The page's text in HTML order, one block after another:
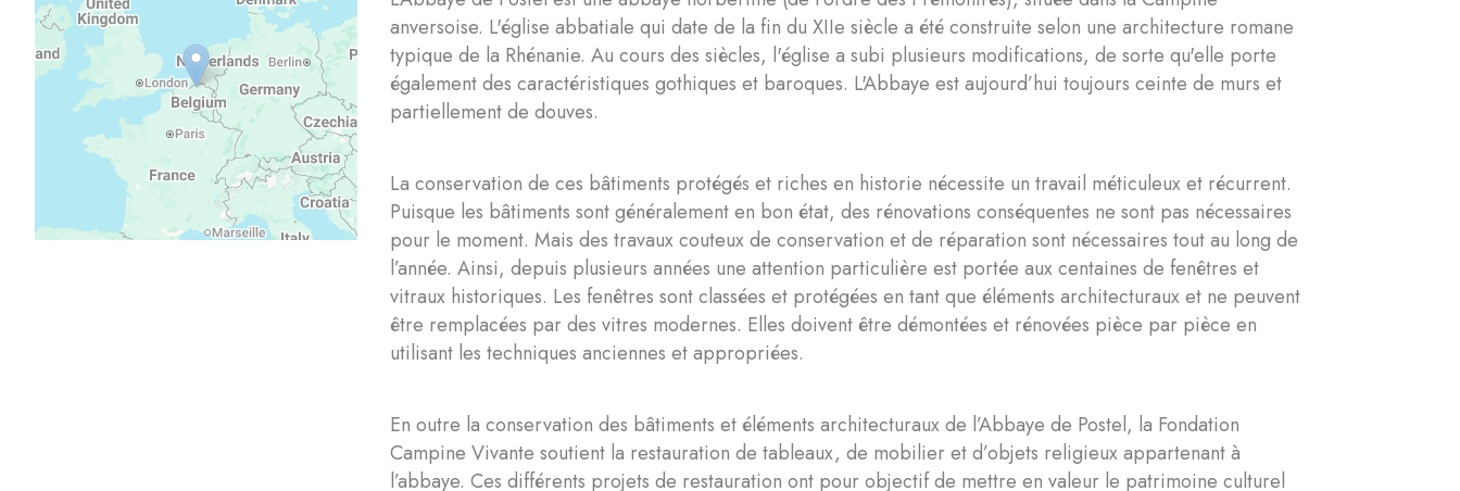
anversoise. L'église abbatiale qui date de la fin du XIIe siècle a été construite selon une architecture romane
typique de la Rhénanie. Au cours des siècles, l'église a subi plusieurs modifications, de sorte qu'elle porte
également des caractéristiques gothiques et baroques. L'Abbaye est aujourd’hui toujours ceinte de murs et
partiellement de douves.
La conservation de ces bâtiments protégés et riches en historie nécessite un travail méticuleux et récurrent.
Puisque les bâtiments sont généralement en bon état, des rénovations conséquentes ne sont pas nécessaires
pour le moment. Mais des travaux couteux de conservation et de réparation sont nécessaires tout au long de
l’année. Ainsi, depuis plusieurs années une attention particulière est portée aux centaines de fenêtres et
vitraux historiques. Les fenêtres sont classées et protégées en tant que éléments architecturaux et ne peuvent
être remplacées par des vitres modernes. Elles doivent être démontées et rénovées pièce par pièce en
utilisant les techniques anciennes et appropriées.
En outre la conservation des bâtiments et éléments architecturaux de l’Abbaye de Postel, la Fondation
Campine Vivante soutient la restauration de tableaux, de mobilier et d’objets religieux appartenant à
l’abbaye. Ces différents projets de restauration ont pour objectif de mettre en valeur le patrimoine culturel